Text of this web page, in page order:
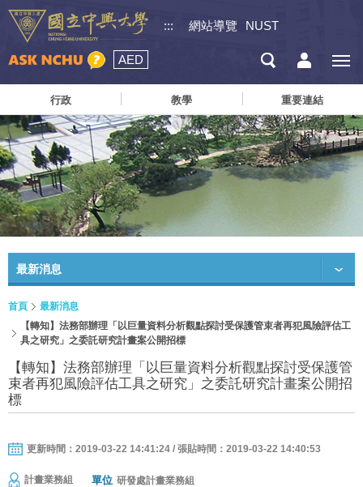
::: 網站導覽 NUST
AED
行政 教學 重要連結
最新消息
首頁
最新消息
【轉知】法務部辦理「以巨量資料分析觀點探討受保護管束者再犯風險評估工
具之研究」之委託研究計畫案公開招標
【轉知】法務部辦理「以巨量資料分析觀點探討受保護管
束者再犯風險評估工具之研究」之委託研究計畫案公開招
標
更新時間：2019-03-22 14:41:24 / 張貼時間：2019-03-22 14:40:53
計畫業務組 單位 研發處計畫業務組